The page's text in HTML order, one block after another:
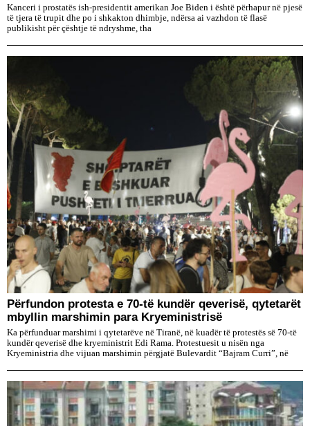
Kanceri i prostatës ish-presidentit amerikan Joe Biden i është përhapur në pjesë
të tjera të trupit dhe po i shkakton dhimbje, ndërsa ai vazhdon të flasë
publikisht për çështje të ndryshme, tha
Përfundon protesta e 70-të kundër qeverisë, qytetarët
mbyllin marshimin para Kryeministrisë
Ka përfunduar marshimi i qytetarëve në Tiranë, në kuadër të protestës së 70-të
kundër qeverisë dhe kryeministrit Edi Rama. Protestuesit u nisën nga
Kryeministria dhe vijuan marshimin përgjatë Bulevardit “Bajram Curri”, në